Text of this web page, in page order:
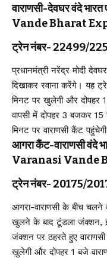
वाराणसी-देवघर वंदे
Vande Bharat
ट्रेन नंबर- 22499/
प्रधानमंत्री नरेंद्र मोदी
दिखाकर रवाना करेंगे। यह
मिनट पर खुलेगी और दोपहर
वापसी में दोपहर 3 बजकर
मिनट पर वाराणसी कैंट
आगरा कैंट-वाराणसी
Varanasi Vande
ट्रेन नंबर- 20175/
आगरा-वाराणसी के बीच
खुलने के बाद टूंडला जंक्शन,
जंक्शन पर ठहरते हुए
खुलेगी और दोपहर 1 बजे